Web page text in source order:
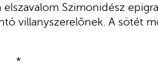
Szimonidész
villanyszerelőnek. A sötét
*